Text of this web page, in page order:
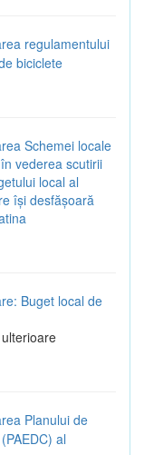
regulamentului
biciclete
Schemei locale
vederea scutirii
local al
își desfășoară
Buget local de
Planului de
al